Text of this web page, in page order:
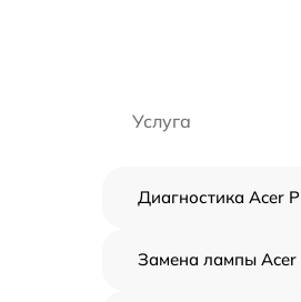
Услуга
Диагностика Acer
Замена лампы Acer